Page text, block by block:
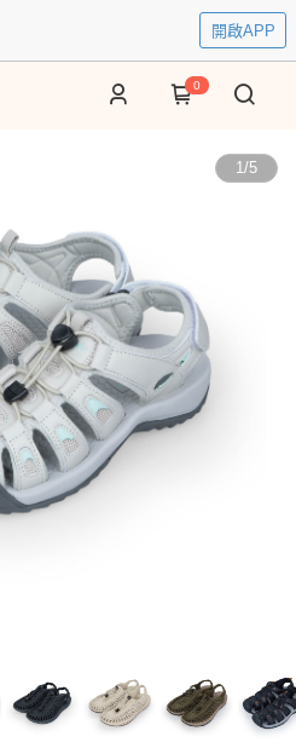
開啟APP
0
1/5